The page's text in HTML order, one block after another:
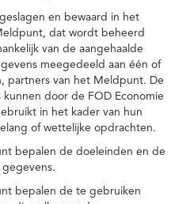
en bewaard in het
dat wordt beheerd
van de aangehaalde
meegedeeld aan één of
partners van het Meldpunt. De
door de FOD Economie
in het kader van hun
of wettelijke opdrachten.
bepalen de doeleinden en de
gegevens.
bepalen de te gebruiken